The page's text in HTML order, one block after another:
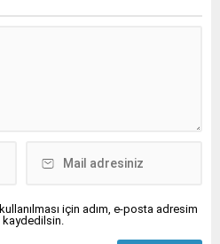
için adım, e-posta adresim
kaydedilsin.